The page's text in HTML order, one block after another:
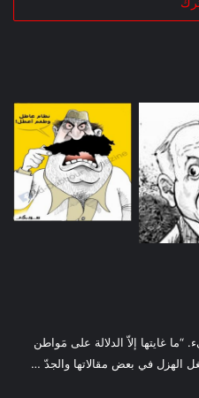
غايتها إلاّ الدلالة على مَواطن
الهزل في بعض مقالاتها والجدّ …